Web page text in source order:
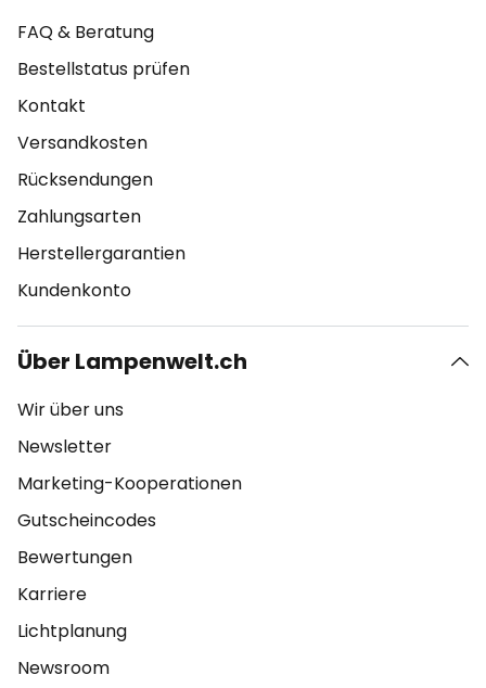
FAQ & Beratung
Bestellstatus prüfen
Kontakt
Versandkosten
Rücksendungen
Zahlungsarten
Herstellergarantien
Kundenkonto
Über Lampenwelt.ch
Wir über uns
Newsletter
Marketing-Kooperationen
Gutscheincodes
Bewertungen
Karriere
Lichtplanung
Newsroom